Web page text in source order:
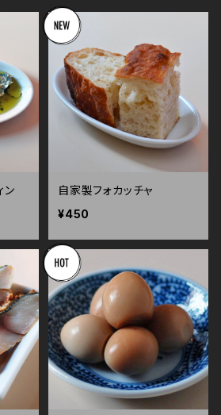
ン
自家製フォカッチャ
¥450